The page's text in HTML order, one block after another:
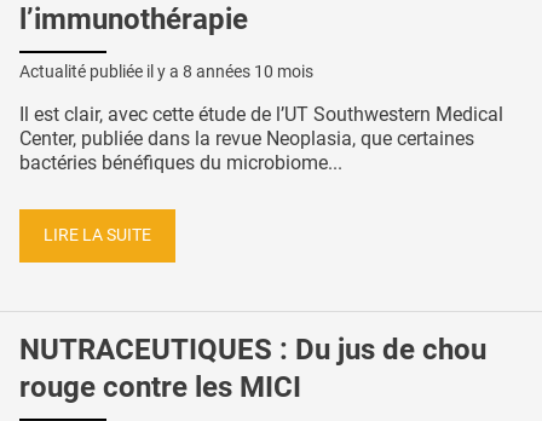
l’immunothérapie
Actualité publiée il y a 8 années 10 mois
Il est clair, avec cette étude de l’UT Southwestern Medical
Center, publiée dans la revue Neoplasia, que certaines
bactéries bénéfiques du microbiome...
LIRE LA SUITE
NUTRACEUTIQUES : Du jus de chou
rouge contre les MICI